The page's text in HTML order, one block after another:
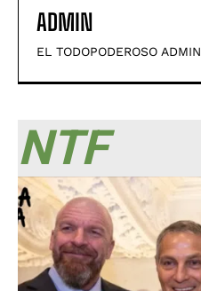
ADMIN
EL TODOPODEROSO ADMIN
NTF